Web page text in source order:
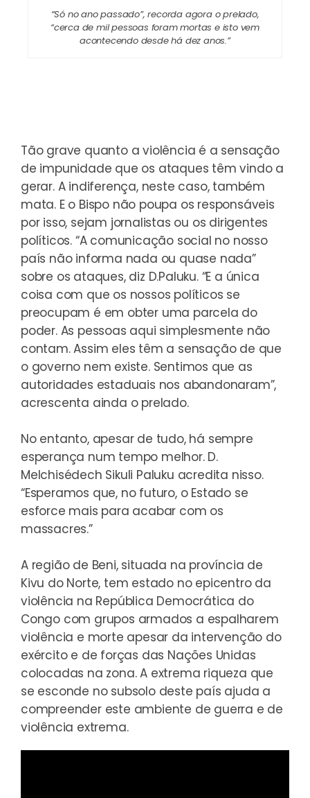
“Só no ano passado”, recorda agora o prelado,
“cerca de mil pessoas foram mortas e isto vem
acontecendo desde há dez anos.”
Tão grave quanto a violência é a sensação
de impunidade que os ataques têm vindo a
gerar. A indiferença, neste caso, também
mata. E o Bispo não poupa os responsáveis
por isso, sejam jornalistas ou os dirigentes
políticos. “A comunicação social no nosso
país não informa nada ou quase nada”
sobre os ataques, diz D.Paluku. “E a única
coisa com que os nossos políticos se
preocupam é em obter uma parcela do
poder. As pessoas aqui simplesmente não
contam. Assim eles têm a sensação de que
o governo nem existe. Sentimos que as
autoridades estaduais nos abandonaram”,
acrescenta ainda o prelado.
No entanto, apesar de tudo, há sempre
esperança num tempo melhor. D.
Melchisédech Sikuli Paluku acredita nisso.
“Esperamos que, no futuro, o Estado se
esforce mais para acabar com os
massacres.”
A região de Beni, situada na província de
Kivu do Norte, tem estado no epicentro da
violência na República Democrática do
Congo com grupos armados a espalharem
violência e morte apesar da intervenção do
exército e de forças das Nações Unidas
colocadas na zona. A extrema riqueza que
se esconde no subsolo deste país ajuda a
compreender este ambiente de guerra e de
violência extrema.